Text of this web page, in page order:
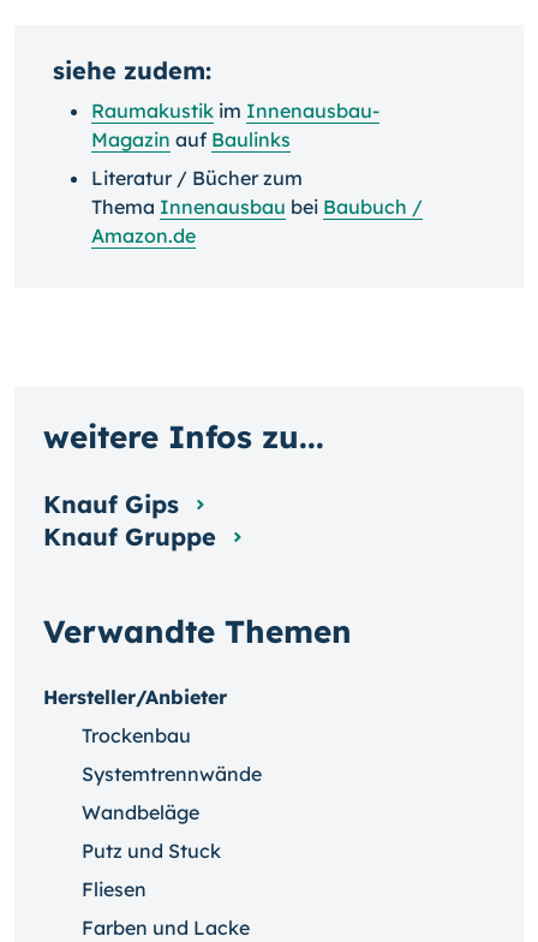
siehe zudem:
Raumakustik im Innenausbau-
Magazin auf Baulinks
Literatur / Bücher zum
Thema Innenausbau bei Baubuch /
Amazon.de
Verwandte Themen
Hersteller/Anbieter
Trockenbau
Systemtrennwände
Wandbeläge
Putz und Stuck
Fliesen
Farben und Lacke
weitere Infos zu...
Knauf Gips
Knauf Gruppe